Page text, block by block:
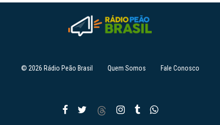
© 2026 Rádio Peão Brasil Quem Somos Fale Conosco